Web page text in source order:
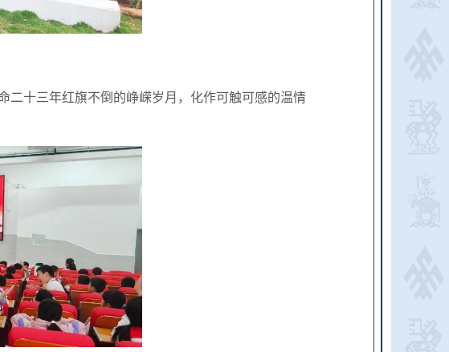
二十三年红旗不倒的峥嵘岁月，化作可触可感的温情